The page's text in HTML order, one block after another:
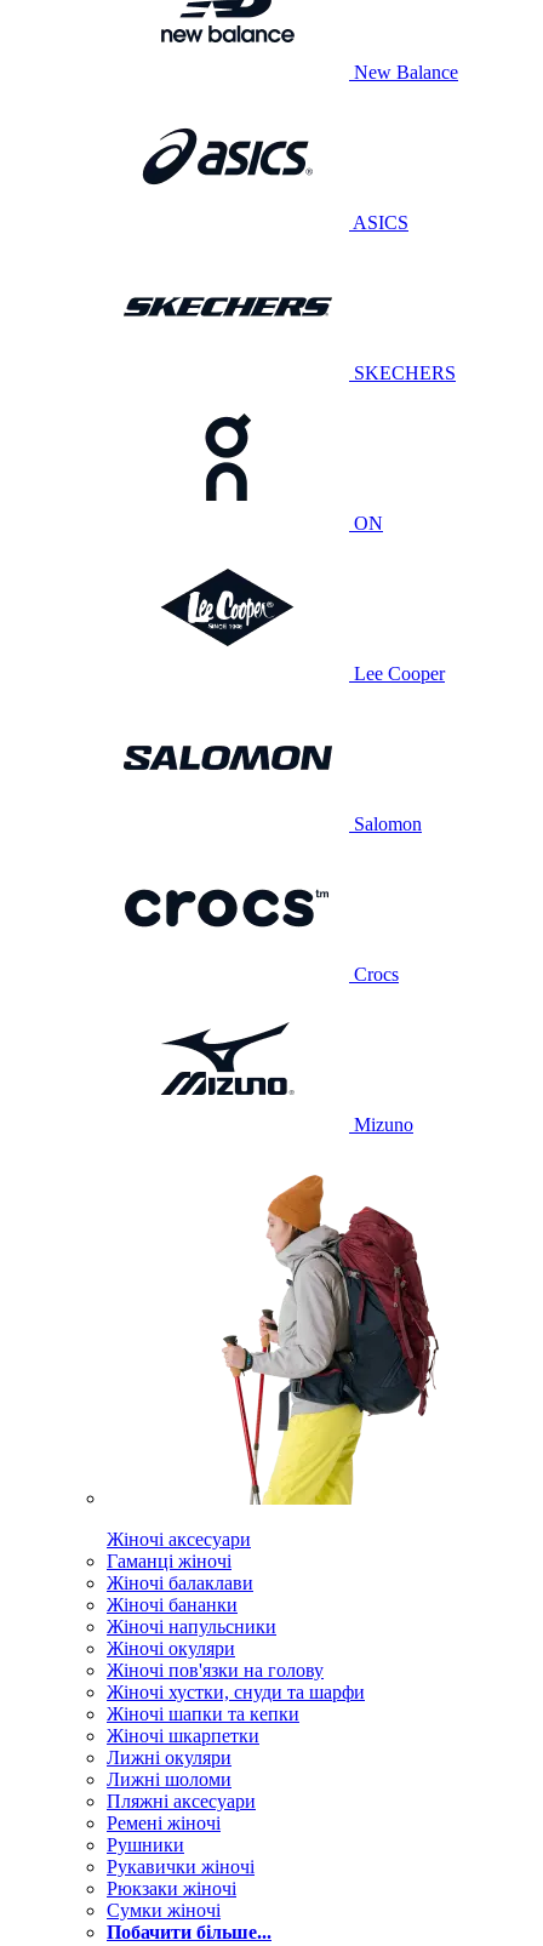
New Balance
ASICS
SKECHERS
ON
Lee Cooper
Salomon
Crocs
Mizuno
Жіночі аксесуари
Гаманці жіночі
Жіночі балаклави
Жіночі бананки
Жіночі напульсники
Жіночі окуляри
Жіночі пов'язки на голову
Жіночі хустки, снуди та шарфи
Жіночі шапки та кепки
Жіночі шкарпетки
Лижні окуляри
Лижні шоломи
Пляжні аксесуари
Ремені жіночі
Рушники
Рукавички жіночі
Рюкзаки жіночі
Сумки жіночі
Побачити більше...